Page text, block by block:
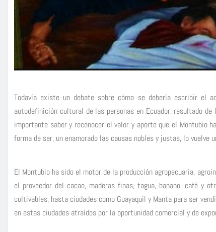
Todavía existe un debate sobre cómo se debería escribir el
autodefinición cultural de las personas en Ecuador, resultado
importante saber y reconocer el valor y aporte que el Montubio
forma de ser, un enamorado las causas nobles y justas, lo
El Montubio ha sido el motor de la producción agropecuaria,
el proveedor del cacao, maderas finas, tagua, banano, café y
cultivables, hasta ciudades como Guayaquil y Manta para ser
en estas ciudades atraídos por la oportunidad comercial y de